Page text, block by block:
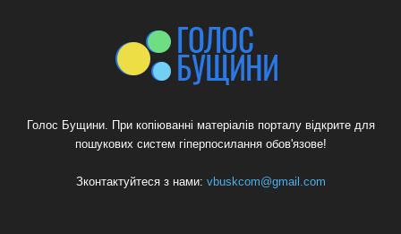
Голос Бущини. При копіюванні матеріалів порталу відкрите для
пошукових систем гіперпосилання обов'язове!
Зконтактуйтеся з нами: vbuskcom@gmail.com